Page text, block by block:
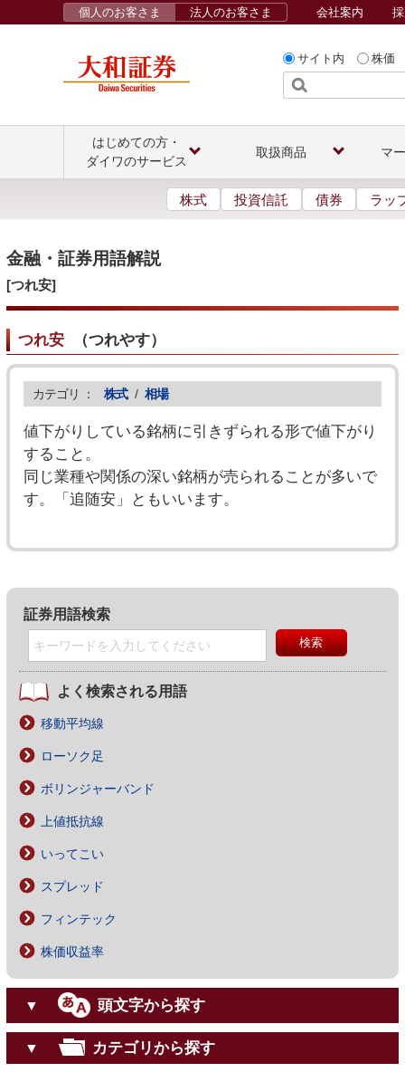
サイト内 株価
個人のお客さま 法人のお客さま 会社案内
はじめての方・
ダイワのサービス
取扱商品 マ
株式 投資信託 債券 ラッ
金融・証券用語解説
[つれ安]
つれ安（つれやす）
カテゴリ ： 株式 / 相場
値下がりしている銘柄に引きずられる形で値下がり
すること。
同じ業種や関係の深い銘柄が売られることが多いで
す。「追随安」ともいいます。
証券用語検索
よく検索される用語
移動平均線
ローソク足
ボリンジャーバンド
上値抵抗線
いってこい
スプレッド
フィンテック
株価収益率
▼ 頭文字から探す
▼ カテゴリから探す